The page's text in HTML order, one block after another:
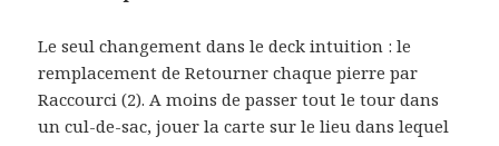
Le seul changement dans le deck intuition : le
remplacement de Retourner chaque pierre par
Raccourci (2). A moins de passer tout le tour dans
un cul-de-sac, jouer la carte sur le lieu dans lequel